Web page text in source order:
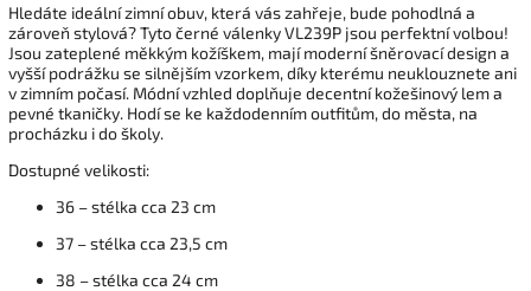
Hledáte ideální zimní obuv, která vás zahřeje, bude pohodlná a
zároveň stylová? Tyto černé válenky VL239P jsou perfektní volbou!
Jsou zateplené měkkým kožíškem, mají moderní šněrovací design a
vyšší podrážku se silnějším vzorkem, díky kterému neuklouznete ani
v zimním počasí. Módní vzhled doplňuje decentní kožešinový lem a
pevné tkaničky. Hodí se ke každodenním outfitům, do města, na
procházku i do školy.
Dostupné velikosti:
36 – stélka cca 23 cm
37 – stélka cca 23,5 cm
38 – stélka cca 24 cm